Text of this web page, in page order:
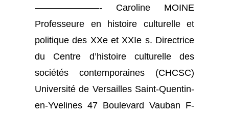
———————- Caroline MOINE
Professeure en histoire culturelle et
politique des XXe et XXIe s. Directrice
du Centre d’histoire culturelle des
sociétés contemporaines (CHCSC)
Université de Versailles Saint-Quentin-
en-Yvelines 47 Boulevard Vauban F-